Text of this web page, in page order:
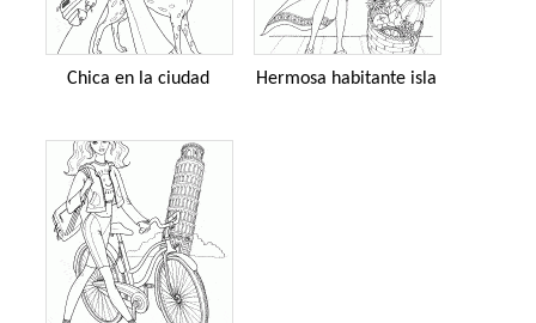
Chica en la ciudad Hermosa habitante isla